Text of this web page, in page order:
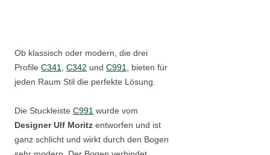
Ob klassisch oder modern, die drei
Profile C341 C342 und C991
, bieten für
jeden Raum Stil die perfekte Lösung.
Die Stuckleiste C991 wurde vom
Designer Ulf Moritz entworfen und ist
ganz schlicht und wirkt durch den Bogen